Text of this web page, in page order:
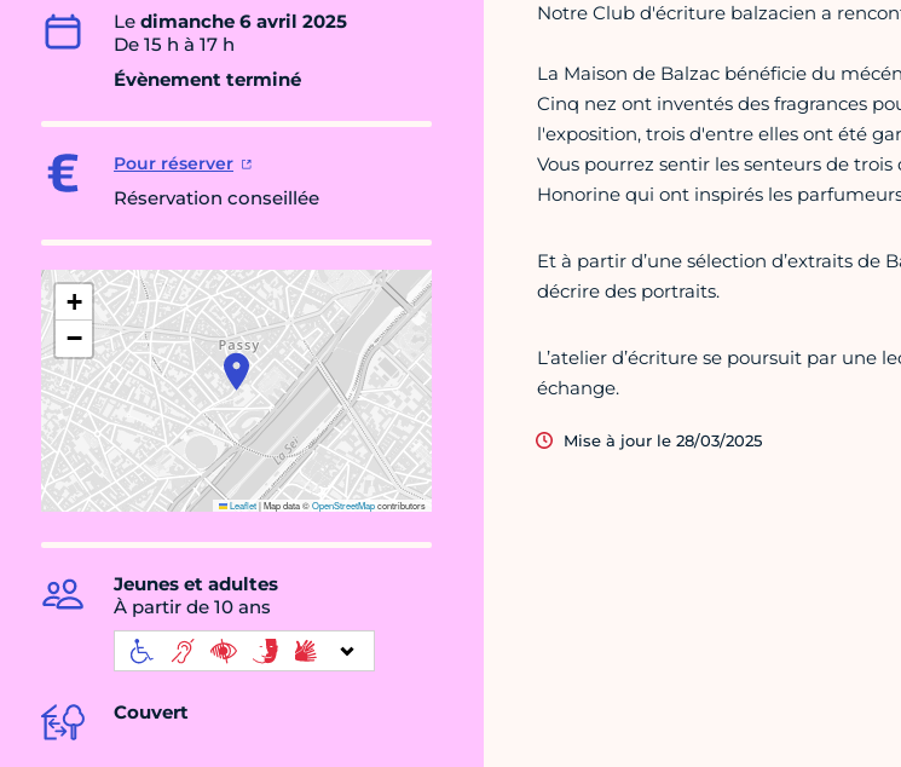
Le dimanche 6 avril 2025
De 15 h à 17 h
Évènement terminé
Pour réserver
Réservation conseillée
+
−
Leaflet|Map data ©OpenStreetMapcontributors
Jeunes et adultes
À partir de 10 ans
Couvert
Notre Club d'écriture balzacien a
La Maison de Balzac bénéficie du
Cinq nez ont inventés des fragrances
l'exposition, trois d'entre elles ont été
Vous pourrez sentir les senteurs de trois
Honorine qui ont inspirés les
Et à partir d’une sélection d’extraits de
décrire des portraits.
L’atelier d’écriture se poursuit par une
échange.
Mise à jour le 28/03/2025